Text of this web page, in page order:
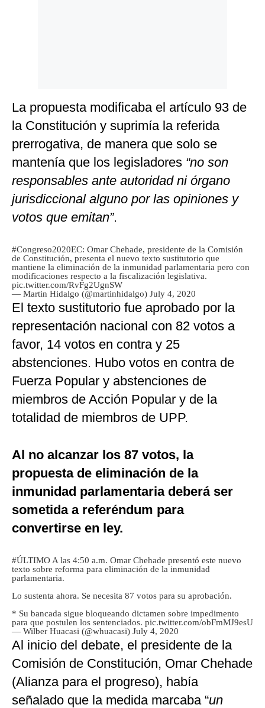
La propuesta modificaba el artículo 93 de
la Constitución y suprimía la referida
prerrogativa, de manera que solo se
mantenía que los legisladores “no son
responsables ante autoridad ni órgano
jurisdiccional alguno por las opiniones y
votos que emitan”.
#Congreso2020EC: Omar Chehade, presidente de la Comisión
de Constitución, presenta el nuevo texto sustitutorio que
mantiene la eliminación de la inmunidad parlamentaria pero con
modificaciones respecto a la fiscalización legislativa.
pic.twitter.com/RvFg2UgnSW
— Martin Hidalgo (@martinhidalgo) July 4, 2020
El texto sustitutorio fue aprobado por la
representación nacional con 82 votos a
favor, 14 votos en contra y 25
abstenciones. Hubo votos en contra de
Fuerza Popular y abstenciones de
miembros de Acción Popular y de la
totalidad de miembros de UPP.
Al no alcanzar los 87 votos, la
propuesta de eliminación de la
inmunidad parlamentaria deberá ser
sometida a referéndum para
convertirse en ley.
#ÚLTIMOA las 4:50 a.m. Omar Chehade presentó este nuevo
texto sobre reforma para eliminación de la inmunidad
parlamentaria.
Lo sustenta ahora. Se necesita 87 votos para su aprobación.
* Su bancada sigue bloqueando dictamen sobre impedimento
para que postulen los sentenciados. pic.twitter.com/obFmMJ9esU
— Wilber Huacasi (@whuacasi) July 4, 2020
Al inicio del debate, el presidente de la
Comisión de Constitución, Omar Chehade
(Alianza para el progreso), había
señalado que la medida marcaba “un